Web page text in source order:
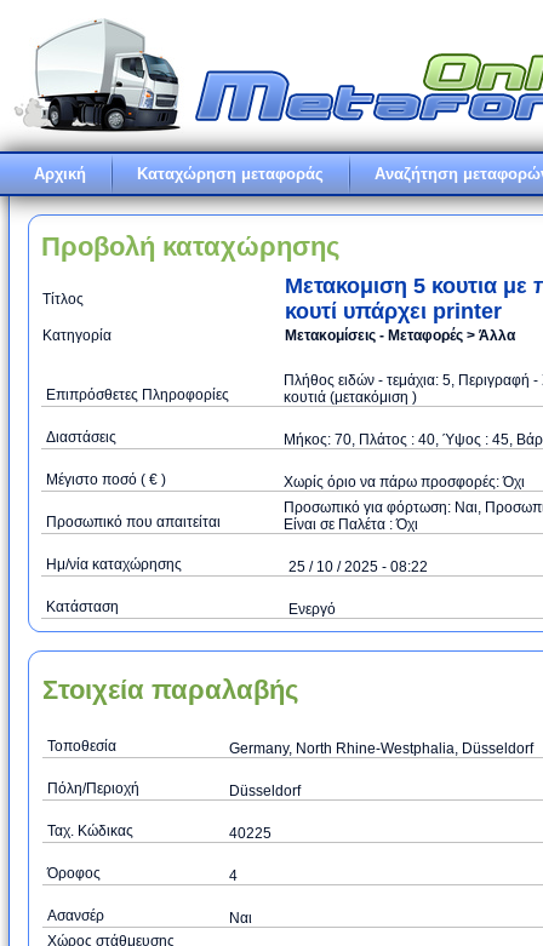
Αρχική Καταχώρηση μεταφοράς Αναζήτηση
Προβολή καταχώρησης
Τίτλος
Μετακομιση 5 κουτια με
κουτί υπάρχει printer
Κατηγορία Μετακομίσεις - Μεταφορές > Άλλα
Επιπρόσθετες Πληροφορίες
Πλήθος ειδών - τεμάχια: 5,
κουτιά (μετακόμιση )
Διαστάσεις Μήκος: 70, Πλάτος : 40, Ύψος : 45,
Μέγιστο ποσό ( € ) Xωρίς όριο να πάρω προσφορές: Όχι
Προσωπικό που απαιτείται
Προσωπικό για φόρτωση: Ναι,
Είναι σε Παλέτα : Όχι
Ημ/νία καταχώρησης 25 / 10 / 2025 - 08:22
Κατάσταση Ενεργό
Στοιχεία παραλαβής
Τοποθεσία Germany, North Rhine-Westphalia, Düsseldorf
Πόλη/Περιοχή Düsseldorf
Ταχ. Κώδικας 40225
Όροφος 4
Ασανσέρ
Ναι
Χώρος στάθμευσης